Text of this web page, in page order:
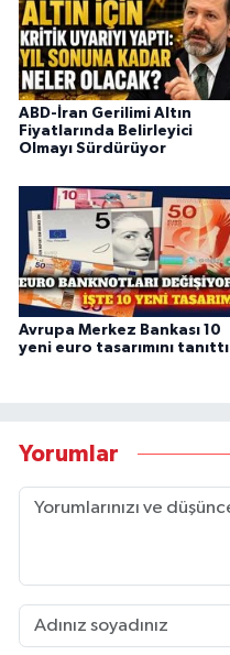
ABD-İran Gerilimi Altın
Fiyatlarında Belirleyici
Olmayı Sürdürüyor
Avrupa Merkez Bankası 10
yeni euro tasarımını tanıttı
Yorumlar